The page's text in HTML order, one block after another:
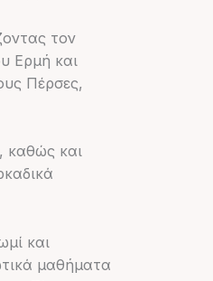
τον
Ερμή και
Πέρσες,
καθώς και
και
μαθήματα